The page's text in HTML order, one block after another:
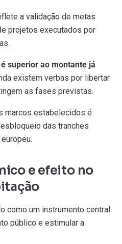
a validação de metas
projetos executados por
superior ao montante já
existem verbas por libertar
as fases previstas.
marcos estabelecidos é
das tranches
e efeito no
como um instrumento central
público e estimular a